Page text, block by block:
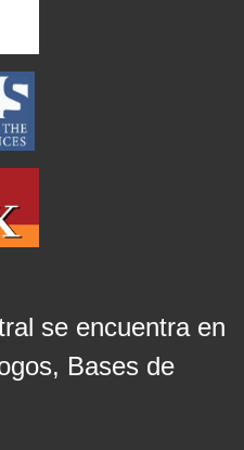
se encuentra en
Bases de